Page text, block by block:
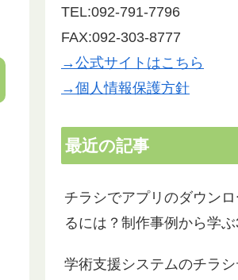
TEL:092-791-7796
FAX:092-303-8777
→公式サイトはこちら
→個人情報保護方針
最近の記事
チラシでアプリのダウン
るには？制作事例から学
学術支援システムのチラ